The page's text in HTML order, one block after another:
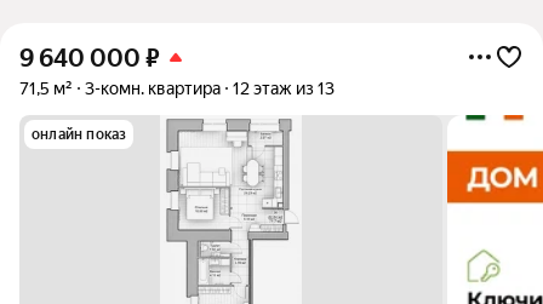
9 640 000 ₽
71,5 м² 3-комн. квартира 12 этаж из 13
онлайн показ